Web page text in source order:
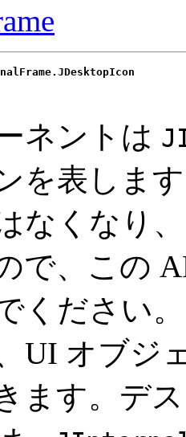
ネントは
を表しま
なくなり
で、この
ください
UI オブジ
ます。デ